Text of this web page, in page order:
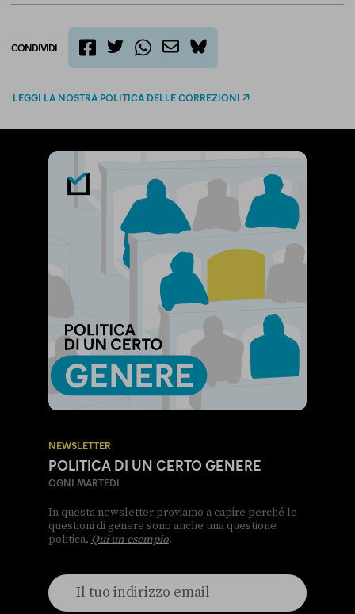
CONDIVIDI
bluesky
LEGGI LA NOSTRA POLITICA DELLE CORREZIONI
NEWSLETTER
POLITICA DI UN CERTO GENERE
OGNI MARTEDÌ
In questa newsletter proviamo a capire perché le
questioni di genere sono anche una questione
politica. Qui un esempio.